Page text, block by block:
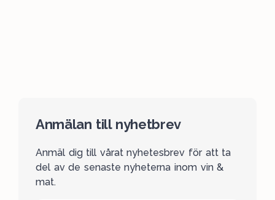
Anmälan till nyhetbrev
Anmäl dig till vårat nyhetesbrev för att ta
del av de senaste nyheterna inom vin &
mat.